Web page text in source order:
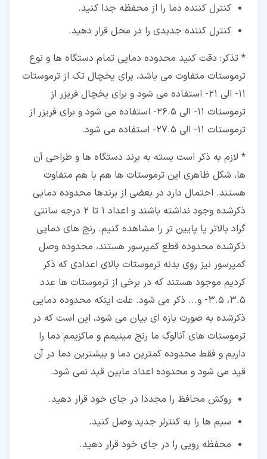
کنترل کننده دما را از محفظه جدا کنید.
کنترل کننده جدیدی را در محل قرار دهید.
* تذکر: دقت کنید محدوده دمایی تمام دستگاه ها و نوع
ترموستات متفاوت می باشد، برای یخچال تک از ترموستات
11- الی 21- استفاده می شود و برای یخچال فریزر از
ترموستات 11- الی 26.5- استفاده می شود و برای فریزر از
ترموستات 11- الی 27.5- استفاده می شود.
* لازم به ذکر است بسته به برند دستگاه ها و طراحی آن
ها، شکل ظاهری این ترموستات ها هم با هم متفاوت
هستند. احتمال دارد در بعضی از برندها محدوده دمایی
ذکرشده وجود نداشته باشند و اعداد 1 تا 2 درجه سانتی
گراد بالاتر یا پایین تر را مشاهده کنیم. رنج های دمایی
ذکرشده محدوده قطع کمپرسور هستند، محدوده وصل
کمپرسور نیز روی بدنه ترموستات بالای اعدادی که ذکر
کردیم موجود هستند که در برخی از ترموستات ها عدد
3.5، 3.5- و... ذکر می شود. علت اینکه محدوده دمایی
ذکرشده به صورت بازه ای بیان می شود، این است که در
ترموستات های آنالوگ ما رنج مینیمم و ماکزیمم دما را
داریم و فقط محدوده کمترین دما و بیشترین دما در آن
قید می شود و محدوده اعداد مابین قید نمی شود.
روکش محافظ را مجددا در جای خود قرار دهید.
سیم ها را به کنترلر جدید وصل کنید.
محفظه رویی را در جای خود قرار دهید.